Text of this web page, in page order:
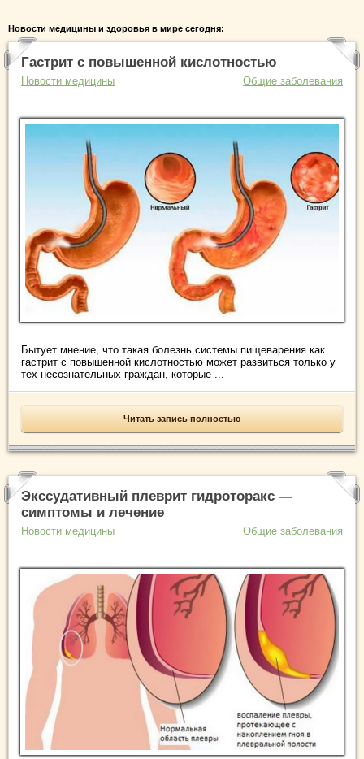
Новости медицины и здоровья в мире сегодня:
Гастрит с повышенной кислотностью
Новости медицины Общие заболевания
Бытует мнение, что такая болезнь системы пищеварения как
гастрит с повышенной кислотностью может развиться только у
тех несознательных граждан, которые ...
Читать запись полностью
Экссудативный плеврит гидроторакс —
симптомы и лечение
Новости медицины Общие заболевания